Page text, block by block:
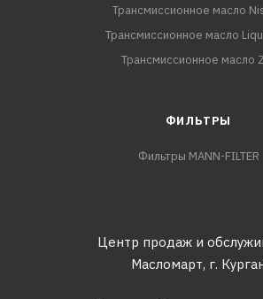
Трансмиссионное масло
Трансмиссионное масло
Трансмиссионное масло
ФИЛЬТРЫ
Фильтры MANN-FILTER
Центр продаж и
Масломарт, г.